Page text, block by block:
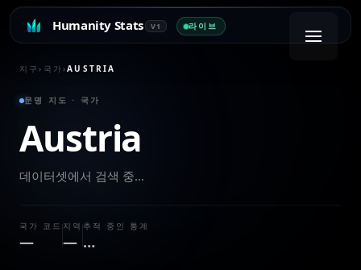
Humanity Stats V1 라이브
지구› 국가›AUSTRIA
문명 지도 · 국가
Austria
데이터셋에서 검색 중…
국가 코드
—
지역
—
추적 중인 통계
…